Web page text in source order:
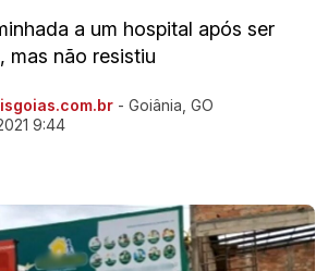
a um hospital após ser
mas não resistiu
- Goiânia, GO
9:44